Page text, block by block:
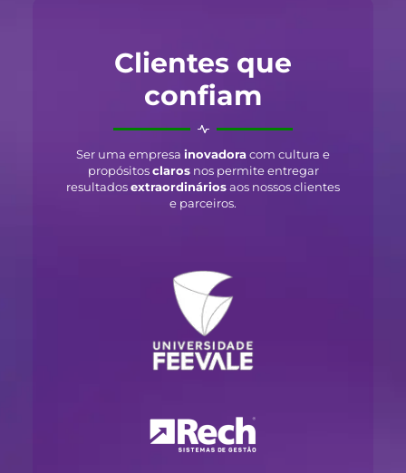
Clientes que
confiam
Ser uma empresa inovadoracom cultura e
propósitosclarosnos permite entregar
resultadosextraordináriosaos nossos clientes
e parceiros.